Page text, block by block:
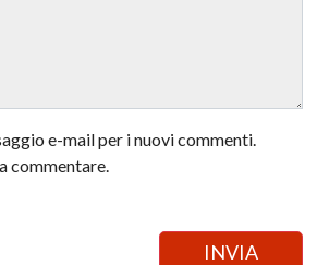
e-mail per i nuovi commenti.
commentare.